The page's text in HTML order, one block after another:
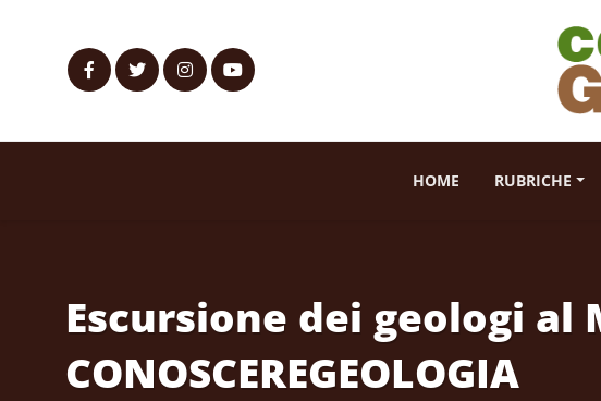
HOME RUBRICHE
Escursione dei geologi al
CONOSCEREGEOLOGIA